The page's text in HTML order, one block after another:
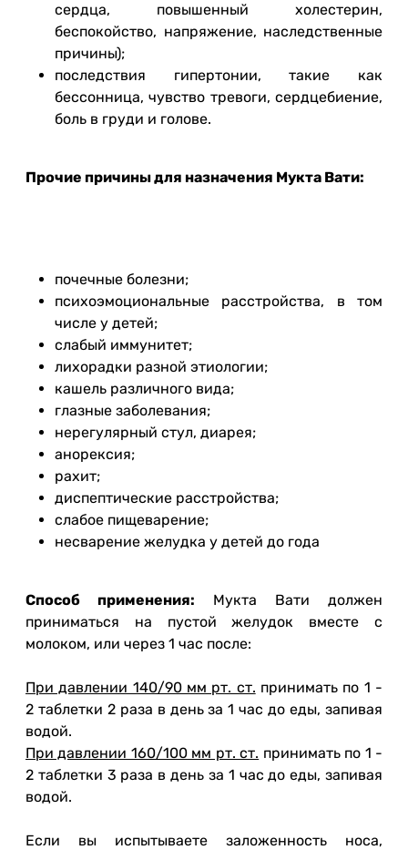
сердца, повышенный холестерин,
беспокойство, напряжение, наследственные
причины);
последствия гипертонии, такие как
бессонница, чувство тревоги, сердцебиение,
боль в груди и голове.
Прочие причины для назначения Мукта Вати:
почечные болезни;
психоэмоциональные расстройства, в том
числе у детей;
слабый иммунитет;
лихорадки разной этиологии;
кашель различного вида;
глазные заболевания;
нерегулярный стул, диарея;
анорексия;
рахит;
диспептические расстройства;
слабое пищеварение;
несварение желудка у детей до года
Способ применения: Мукта Вати должен
приниматься на пустой желудок вместе с
молоком, или через 1 час после:
При давлении 140/90 мм рт. ст. принимать по 1 -
2 таблетки 2 раза в день за 1 час до еды, запивая
водой.
При давлении 160/100 мм рт. ст. принимать по 1 -
2 таблетки 3 раза в день за 1 час до еды, запивая
водой.
Если вы испытываете заложенность носа,